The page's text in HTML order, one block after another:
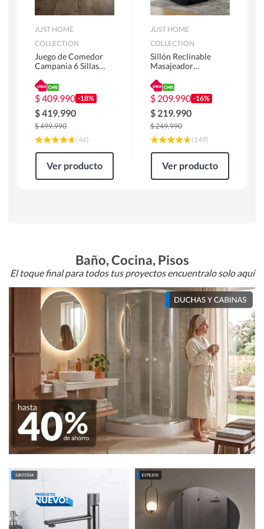
JUST HOME
COLLECTION
Juego de Comedor
Campania 6 Sillas
180 x 90 x 76 cm
Café
$409.990 -18%
$419.990
$499.990
(46)
Ver producto
JUST HOME
COLLECTION
Sillón Reclinable
Masajeador
Atlanta 91x101x94
cm Negro
$ 209.990 -16%
$ 219.990
$249.990
(149)
Ver producto
Baño, Cocina, Pisos
El toque final para todos tus proyectos encuentralo solo aquí